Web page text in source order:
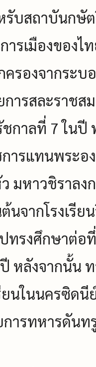
รับสถาบันกษั
รเมืองของไ
ครองจากระ
ารสละราช
ชกาลที่ 7 ใน
ารแทนพระอ
มหาวชิราล
นจากโรงเรี
ทรงศึกษาต่อ
ปี หลังจากนั้น
นในนครซิดนี
รทหารดันทรู